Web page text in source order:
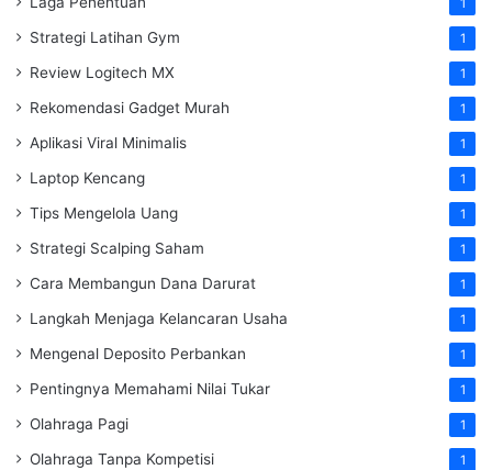
1
Strategi Latihan Gym 1
Review Logitech MX 1
Rekomendasi Gadget Murah 1
Aplikasi Viral Minimalis 1
Laptop Kencang 1
Tips Mengelola Uang 1
Strategi Scalping Saham 1
Cara Membangun Dana Darurat 1
Langkah Menjaga Kelancaran Usaha 1
Mengenal Deposito Perbankan 1
Pentingnya Memahami Nilai Tukar 1
Olahraga Pagi 1
Olahraga Tanpa Kompetisi 1